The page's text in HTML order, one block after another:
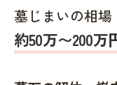
墓じまいの相場
約50万〜200万